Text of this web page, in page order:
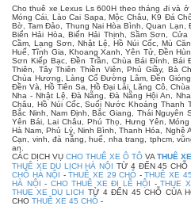
Cho thuê xe Lexus Ls 600H theo tháng đi và
Móng Cái, Lào Cai Sapa, Mộc Châu, K9 Đá
Bờ, Tam Đảo, Thung Nai Hòa Bình, Quan Lạn,
Biển Hải Hòa, Biển Hải Thịnh, Sầm Sơn,
Cầm, Lạng Sơn, Nhật Lệ, Hồ Núi Cốc, Mù
Huế, Tĩnh Gia, Khoang Xanh, Yên Tử, Đền
Sơn Kiếp Bạc, Đền Trần, Chùa Bái Đính, Bái
Thiên, Tây Thiên Thiền Viện, Phủ Giầy, Bà
Chùa Hương, Làng Cổ Đường Lâm, Đền
Đền Và, Hồ Tiên Sa, Hồ Đại Lải, Lăng Cô,
Nha - Nhật Lệ, Đà Nẵng, Đà Nẵng Hội An,
Châu, Hồ Núi Cốc, Suối Nước Khoáng Thanh
Bắc Ninh, Nam Định, Bắc Giang, Thái Nguyên
Yên Bái, Lai Châu, Phú Thọ, Hưng Yên,
Hà Nam, Phủ Lý, Ninh Bình, Thanh Hóa, Nghệ
Cạn, vinh, đà nẵng, huế, nha trang, tphcm,
an.
CÁC DỊCH VỤ CHO THUÊ XE Ô TÔ VA THUÊ
THUÊ XE DU LỊCH HÀ NỘI TỪ 4 ĐẾN 45 CHỖ
CHỖ HÀ NỘI -THUÊ XE 29 CHỖ -THUÊ XE
HÀ NỘI - CHO THUÊ XE ĐI LỄ HỘI -THUE
THUE XE DU LICH TỪ 4 ĐẾN 45 CHỖ CỦA
CHO THUÊ XE 45 CHỖ -